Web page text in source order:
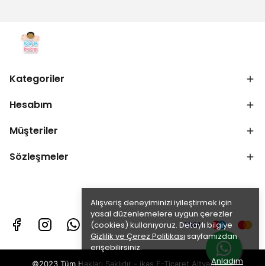
Alışveriş deneyiminizi iyileştirmek için
yasal düzenlemelere uygun çerezler
(cookies) kullanıyoruz. Detaylı bilgiye
Gizlilik ve Çerez Politikası sayfamızdan
erişebilirsiniz.
Anladım
Kategoriler
Hesabım
Müşteriler
Sözleşmeler
©2023 Tüm Hakları Saklıdır - ikas E-Ticaret Altyapısı ile